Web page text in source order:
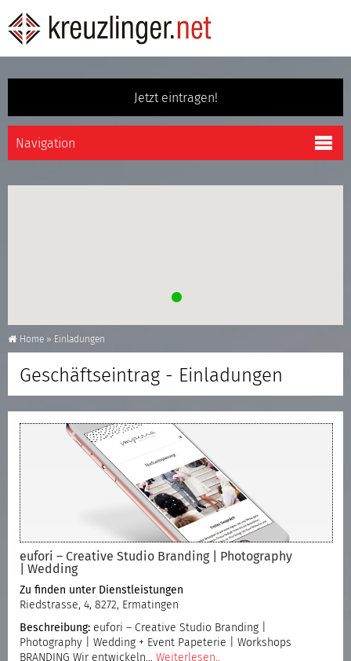
Jetzt eintragen!
Home » Einladungen
Geschäftseintrag - Einladungen
eufori – Creative Studio Branding | Photography
| Wedding
Zu finden unter Dienstleistungen
Riedstrasse, 4, 8272, Ermatingen
Beschreibung: eufori – Creative Studio Branding |
Photography | Wedding + Event Papeterie | Workshops
BRANDING Wir entwickeln… Weiterlesen..